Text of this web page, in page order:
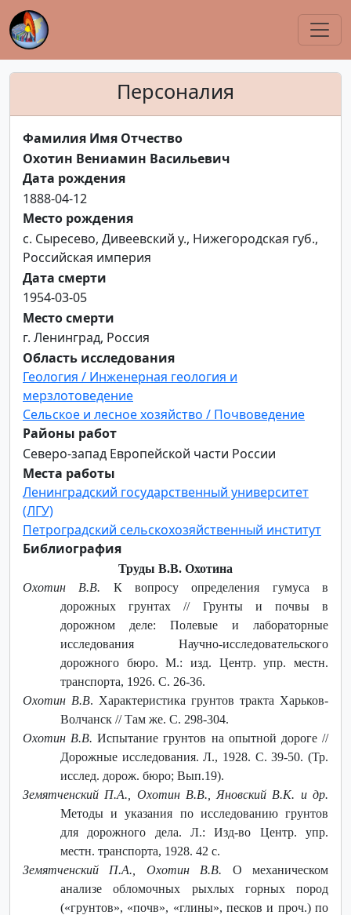
Персоналия
Фамилия Имя Отчество
Охотин Вениамин Васильевич
Дата рождения
1888-04-12
Место рождения
с. Сыресево, Дивеевский у., Нижегородская губ.,
Российская империя
Дата смерти
1954-03-05
Место смерти
г. Ленинград, Россия
Область исследования
Геология / Инженерная геология и
мерзлотоведение
Сельское и лесное хозяйство / Почвоведение
Районы работ
Северо-запад Европейской части России
Места работы
Ленинградский государственный университет
(ЛГУ)
Петроградский сельскохозяйственный институт
Библиография
Труды В.В. Охотина
Охотин В.В. К вопросу определения гумуса в
дорожных грунтах // Грунты и почвы в
дорожном деле: Полевые и лабораторные
исследования Научно-исследовательского
дорожного бюро. М.: изд. Центр. упр. местн.
транспорта, 1926. С. 26-36.
Охотин В.В. Характеристика грунтов тракта Харьков-
Волчанск // Там же. С. 298-304.
Охотин В.В. Испытание грунтов на опытной дороге //
Дорожные исследования. Л., 1928. С. 39-50. (Тр.
исслед. дорож. бюро; Вып.19).
Земятченский П.А., Охотин В.В., Яновский В.К. и др.
Методы и указания по исследованию грунтов
для дорожного дела. Л.: Изд-во Центр. упр.
местн. транспорта, 1928. 42 с.
Земятченский П.А., Охотин В.В. О механическом
анализе обломочных рыхлых горных пород
(«грунтов», «почв», «глины», песков и проч.) по